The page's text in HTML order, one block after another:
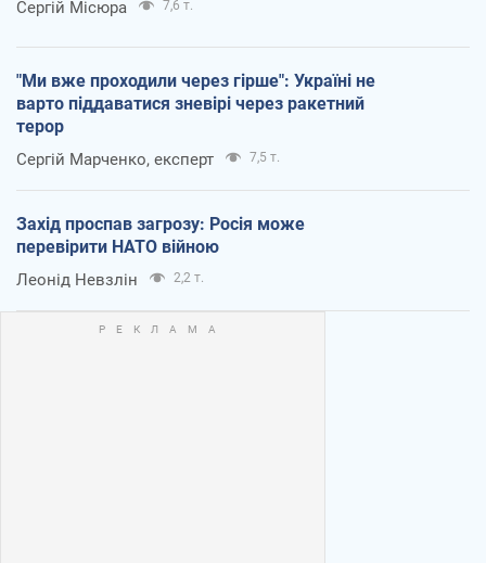
Сергій Місюра 7,6 т.
"Ми вже проходили через гірше": Україні не
варто піддаватися зневірі через ракетний
терор
Сергій Марченко, експерт 7,5 т.
Захід проспав загрозу: Росія може
перевірити НАТО війною
Леонід Невзлін 2,2 т.